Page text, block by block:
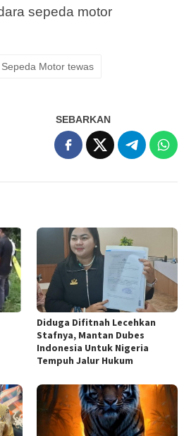
sepeda motor
Motor tewas
SEBARKAN
Diduga Difitnah Lecehkan
Stafnya, Mantan Dubes
Indonesia Untuk Nigeria
Tempuh Jalur Hukum